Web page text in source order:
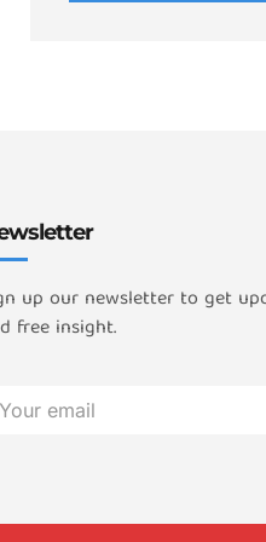
up our newsletter to get
free insight.